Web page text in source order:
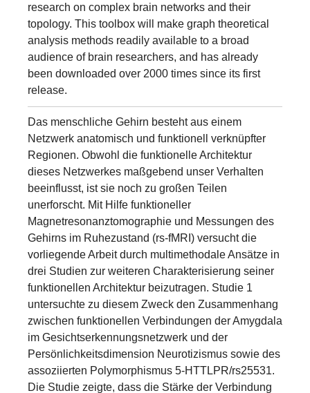
research on complex brain networks and their
topology. This toolbox will make graph theoretical
analysis methods readily available to a broad
audience of brain researchers, and has already
been downloaded over 2000 times since its first
release.
Das menschliche Gehirn besteht aus einem
Netzwerk anatomisch und funktionell verknüpfter
Regionen. Obwohl die funktionelle Architektur
dieses Netzwerkes maßgebend unser Verhalten
beeinflusst, ist sie noch zu großen Teilen
unerforscht. Mit Hilfe funktioneller
Magnetresonanztomographie und Messungen des
Gehirns im Ruhezustand (rs-fMRI) versucht die
vorliegende Arbeit durch multimethodale Ansätze in
drei Studien zur weiteren Charakterisierung seiner
funktionellen Architektur beizutragen. Studie 1
untersuchte zu diesem Zweck den Zusammenhang
zwischen funktionellen Verbindungen der Amygdala
im Gesichtserkennungsnetzwerk und der
Persönlichkeitsdimension Neurotizismus sowie des
assoziierten Polymorphismus 5-HTTLPR/rs25531.
Die Studie zeigte, dass die Stärke der Verbindung